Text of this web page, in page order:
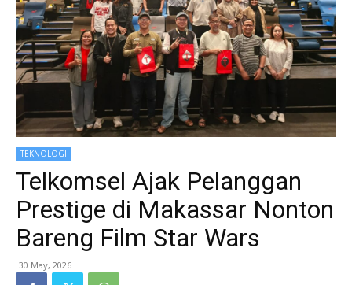
TEKNOLOGI
Telkomsel Ajak Pelanggan
Prestige di Makassar Nonton
Bareng Film Star Wars
30 May, 2026